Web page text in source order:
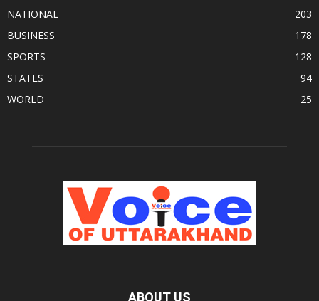
NATIONAL
203
BUSINESS
178
SPORTS
128
STATES
94
WORLD
25
ABOUT US